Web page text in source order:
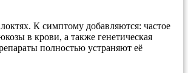
К симптому добавляются: частое
в крови, а также генетическая
полностью устраняют её